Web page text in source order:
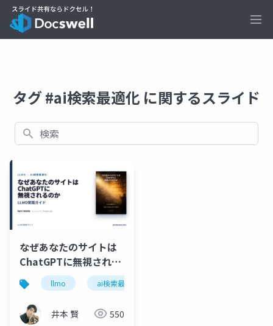
タグ #ai検索最適化 に関するスライド
検索
なぜあなたのサイトは
ChatGPTに無視される
のか ― LLMO(AI検索最
適化)入門
llmo ai検索最適化
井本 賢 550